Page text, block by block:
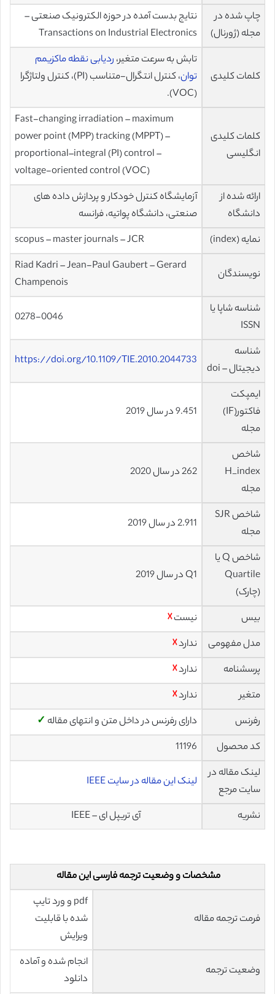
چاپ شده در
مجله (ژورنال)
نتایج بدست آمده در حوزه الکترونیک صنعتی –
Transactions on Industrial Electronics
کلمات کلیدی
تابش به سرعت متغیر، ردیابی نقطه ماکزیمم
توان
، کنترل انتگرال-متناسب (PI)، کنترل ولتاژگرا
(VOC).
کلمات کلیدی
انگلیسی
Fast-changing irradiation – maximum
power point (MPP) tracking (MPPT) –
proportional–integral (PI) control –
voltage-oriented control (VOC)
ارائه شده از
دانشگاه
آزمایشگاه کنترل خودکار و پردازش داده های
صنعتی، دانشگاه پواتیه، فرانسه
نمایه (index)
scopus – master journals – JCR
نویسندگان
Riad Kadri – Jean-Paul Gaubert – Gerard
Champenois
شناسه شاپا یا
ISSN
0278-0046
شناسه
دیجیتال – doi
https://doi.org/10.1109/TIE.2010.2044733
ایمپکت
فاکتور(IF)
مجله
9.451 در سال 2019
شاخص
H_index
مجله
262 در سال 2020
شاخص SJR
مجله
2.911 در سال 2019
شاخص Q یا
Quartile
(چارک)
Q1 در سال 2019
بیس نیست☓
مدل مفهومی
ندارد☓
پرسشنامه
ندارد☓
متغیر
ندارد☓
رفرنس
دارای رفرنس در داخل متن و انتهای مقاله ✓
کد محصول
11196
لینک مقاله در
سایت مرجع
لینک این مقاله در سایت IEEE
نشریه آی تریپل ای – IEEE
مشخصات و وضعیت ترجمه فارسی این مقاله
فرمت ترجمه مقاله
pdf و ورد تایپ
شده با قابلیت
ویرایش
وضعیت ترجمه
انجام شده و آماده
دانلود